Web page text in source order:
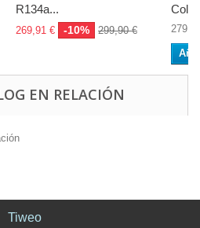
R134a...
269,91 € -10% 299,90 €
EN RELACIÓN
Tiweo